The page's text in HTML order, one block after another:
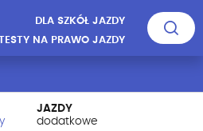
DLA SZKÓŁ JAZDY
NA PRAWO JAZDY
JAZDY
dodatkowe